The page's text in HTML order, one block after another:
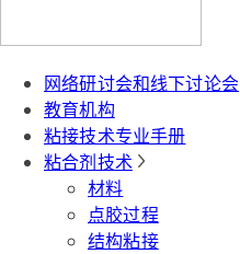
网络研讨会和线下讨论会
教育机构
粘接技术专业手册
粘合剂技术
材料
点胶过程
结构粘接